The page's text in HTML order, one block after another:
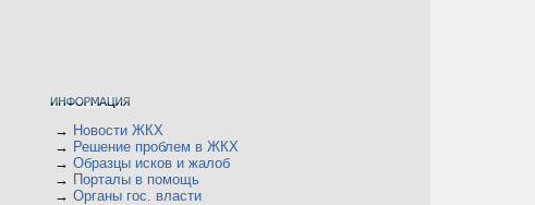
→ Новости ЖКХ
→ Решение проблем в ЖКХ
→ Образцы исков и жалоб
→ Порталы в помощь
→ Органы гос. власти